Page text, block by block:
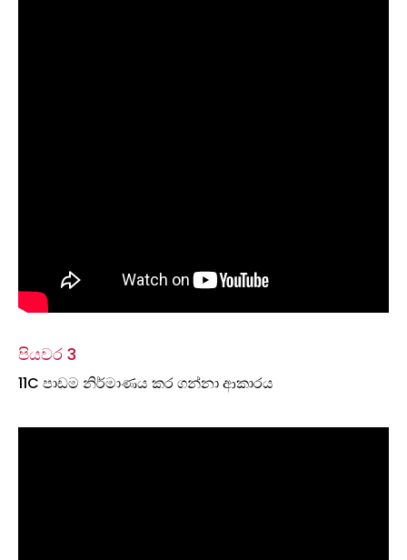
පියවර 3
11C පාඩම නිර්මාණය කර ගන්නා ආකාරය